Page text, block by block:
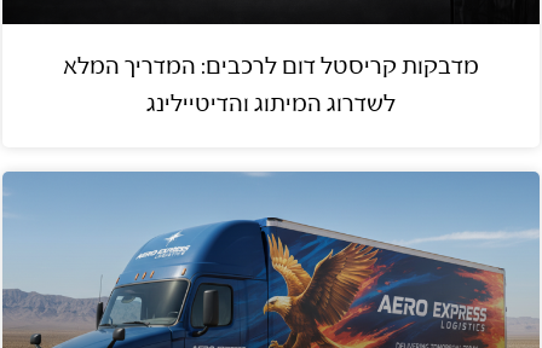
מדבקות קריסטל דום לרכבים: המדריך המלא
לשדרוג המיתוג והדיטיילינג